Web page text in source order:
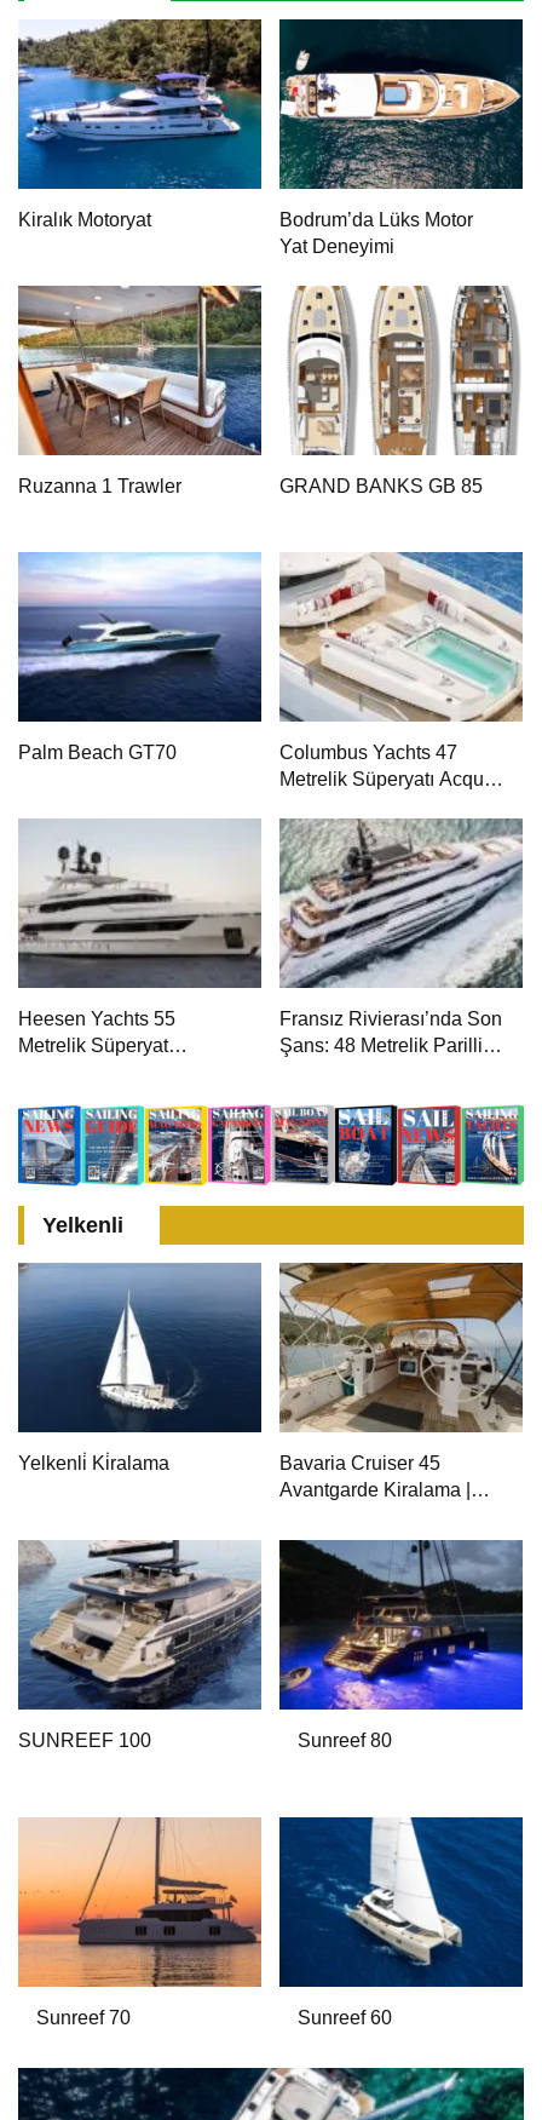
Kiralık Motoryat
Bodrum’da Lüks Motor
Yat Deneyimi
Ruzanna 1 Trawler GRAND BANKS GB 85
Palm Beach GT70
Columbus Yachts 47
Metrelik Süperyatı Acqua
Lüks Bir Seyir
Heesen Yachts 55
Metrelik Süperyat
Başladı
Fransız Rivierası’nda Son
Şans: 48 Metrelik Parillion
Yelkenli
Yelkenli̇ Ki̇ralama
Bavaria Cruiser 45
Avantgarde Kiralama |
SUNREEF 100 Sunreef 80
Sunreef 70 Sunreef 60